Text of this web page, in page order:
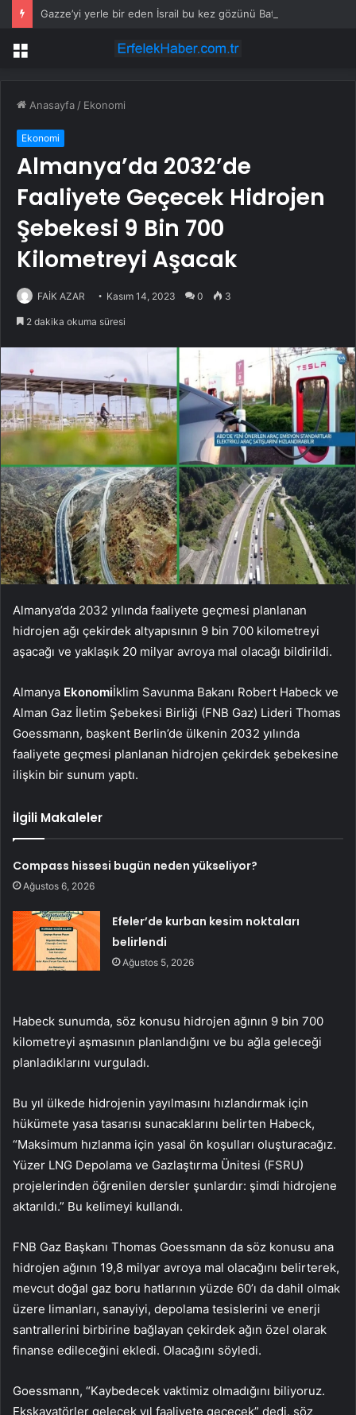
Menü
Anasayfa / Ekonomi
Ekonomi
Almanya’da 2032’de
Faaliyete Geçecek Hidrojen
Şebekesi 9 Bin 700
Kilometreyi Aşacak
FAİK AZAR Kasım 14, 2023 0 3
2 dakika okuma süresi
Almanya’da 2032 yılında faaliyete geçmesi planlanan
hidrojen ağı çekirdek altyapısının 9 bin 700 kilometreyi
aşacağı ve yaklaşık 20 milyar avroya mal olacağı bildirildi.
Almanya Ekonomiİklim Savunma Bakanı Robert Habeck ve
Alman Gaz İletim Şebekesi Birliği (FNB Gaz) Lideri Thomas
Goessmann, başkent Berlin’de ülkenin 2032 yılında
faaliyete geçmesi planlanan hidrojen çekirdek şebekesine
ilişkin bir sunum yaptı.
İlgili Makaleler
Compass hissesi bugün neden yükseliyor?
Ağustos 6, 2026
Efeler’de kurban kesim noktaları
belirlendi
Ağustos 5, 2026
Habeck sunumda, söz konusu hidrojen ağının 9 bin 700
kilometreyi aşmasının planlandığını ve bu ağla geleceği
planladıklarını vurguladı.
Bu yıl ülkede hidrojenin yayılmasını hızlandırmak için
hükümete yasa tasarısı sunacaklarını belirten Habeck,
“Maksimum hızlanma için yasal ön koşulları oluşturacağız.
Yüzer LNG Depolama ve Gazlaştırma Ünitesi (FSRU)
projelerinden öğrenilen dersler şunlardır: şimdi hidrojene
aktarıldı.” Bu kelimeyi kullandı.
FNB Gaz Başkanı Thomas Goessmann da söz konusu ana
hidrojen ağının 19,8 milyar avroya mal olacağını belirterek,
mevcut doğal gaz boru hatlarının yüzde 60’ı da dahil olmak
üzere limanları, sanayiyi, depolama tesislerini ve enerji
santrallerini birbirine bağlayan çekirdek ağın özel olarak
finanse edileceğini ekledi. Olacağını söyledi.
Goessmann, “Kaybedecek vaktimiz olmadığını biliyoruz.
Ekskavatörler gelecek yıl faaliyete geçecek” dedi. söz